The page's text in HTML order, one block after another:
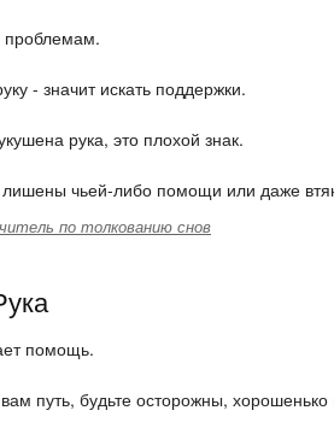
проблемам.
- значит искать поддержки.
рука, это плохой знак.
лишены чьей-либо помощи или даже
по толкованию снов
помощь.
путь, будьте осторожны,